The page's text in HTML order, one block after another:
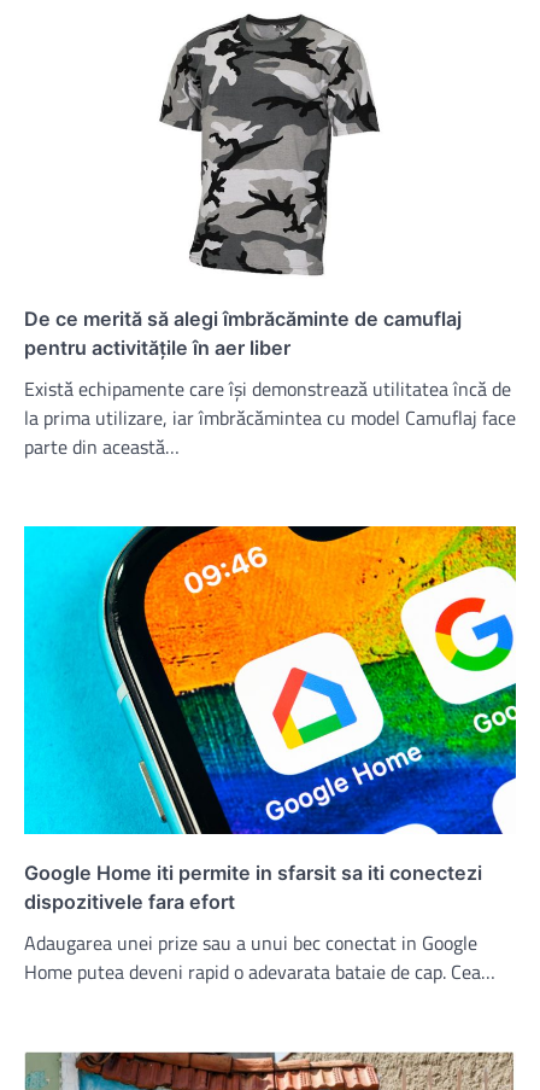
De ce merită să alegi îmbrăcăminte de camuflaj
pentru activitățile în aer liber
Există echipamente care își demonstrează utilitatea încă de
la prima utilizare, iar îmbrăcămintea cu model Camuflaj face
parte din această…
Google Home iti permite in sfarsit sa iti conectezi
dispozitivele fara efort
Adaugarea unei prize sau a unui bec conectat in Google
Home putea deveni rapid o adevarata bataie de cap. Cea…